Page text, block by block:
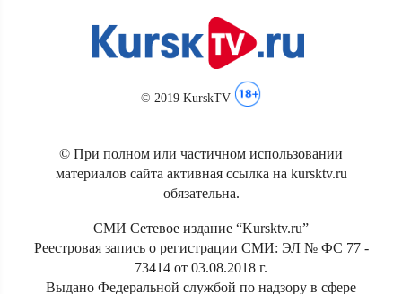
© 2019 KurskTV
© При полном или частичном использовании
материалов сайта активная ссылка на kursktv.ru
обязательна.
СМИ Сетевое издание “Kursktv.ru”
Реестровая запись о регистрации СМИ: ЭЛ № ФС 77 -
73414 от 03.08.2018 г.
Выдано Федеральной службой по надзору в сфере